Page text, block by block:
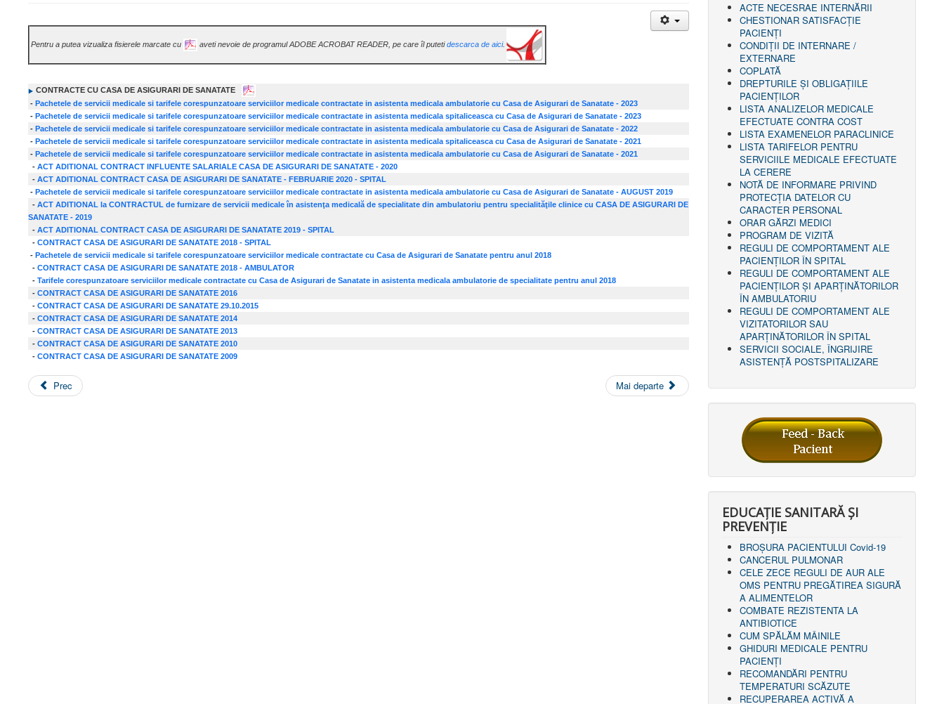
Pentru a putea vizualiza fisierele marcate cu aveti nevoie de programul ADOBE ACROBAT READER, pe care îl putetidescarca de aici.
CONTRACTE CU CASA DE ASIGURARI DE SANATATE
- Pachetele de servicii medicale si tarifele corespunzatoare serviciilor medicale contractate in asistenta medicala ambulatorie cu Casa de Asigurari de Sanatate - 2023
- Pachetele de servicii medicale si tarifele corespunzatoare serviciilor medicale contractate in asistenta medicala spitaliceasca cu Casa de Asigurari de Sanatate - 2023
- Pachetele de servicii medicale si tarifele corespunzatoare serviciilor medicale contractate in asistenta medicala ambulatorie cu Casa de Asigurari de Sanatate - 2022
- Pachetele de servicii medicale si tarifele corespunzatoare serviciilor medicale contractate in asistenta medicala spitaliceasca cu Casa de Asigurari de Sanatate - 2021
- Pachetele de servicii medicale si tarifele corespunzatoare serviciilor medicale contractate in asistenta medicala ambulatorie cu Casa de Asigurari de Sanatate - 2021
- ACT ADITIONAL CONTRACT INFLUENTE SALARIALE CASA DE ASIGURARI DE SANATATE - 2020
- ACT ADITIONAL CONTRACT CASA DE ASIGURARI DE SANATATE - FEBRUARIE 2020 - SPITAL
- Pachetele de servicii medicale si tarifele corespunzatoare serviciilor medicale contractate in asistenta medicala ambulatorie cu Casa de Asigurari de Sanatate - AUGUST 2019
- ACT ADITIONAL la CONTRACTUL de furnizare de servicii medicale în asistenţa medicală de specialitate din ambulatoriu pentru specialităţile clinice cu CASA DE ASIGURARI DE
SANATATE - 2019
- ACT ADITIONAL CONTRACT CASA DE ASIGURARI DE SANATATE 2019 - SPITAL
- CONTRACT CASA DE ASIGURARI DE SANATATE 2018 - SPITAL
- Pachetele de servicii medicale si tarifele corespunzatoare serviciilor medicale contractate cu Casa de Asigurari de Sanatate pentru anul 2018
- CONTRACT CASA DE ASIGURARI DE SANATATE 2018 - AMBULATOR
- Tarifele corespunzatoare serviciilor medicale contractate cu Casa de Asigurari de Sanatate in asistenta medicala ambulatorie de specialitate pentru anul 2018
- CONTRACT CASA DE ASIGURARI DE SANATATE 2016
- CONTRACT CASA DE ASIGURARI DE SANATATE 29.10.2015
- CONTRACT CASA DE ASIGURARI DE SANATATE 2014
- CONTRACT CASA DE ASIGURARI DE SANATATE 2013
- CONTRACT CASA DE ASIGURARI DE SANATATE 2010
- CONTRACT CASA DE ASIGURARI DE SANATATE 2009
Prec Mai departe
ACTE NECESRAE INTERNĂRII
CHESTIONAR SATISFACŢIE
PACIENŢI
CONDIȚII DE INTERNARE /
EXTERNARE
COPLATĂ
DREPTURILE ŞI OBLIGAŢIILE
PACIENȚILOR
LISTA ANALIZELOR MEDICALE
EFECTUATE CONTRA COST
LISTA EXAMENELOR PARACLINICE
LISTA TARIFELOR PENTRU
SERVICIILE MEDICALE EFECTUATE
LA CERERE
NOTĂ DE INFORMARE PRIVIND
PROTECŢIA DATELOR CU
CARACTER PERSONAL
ORAR GĂRZI MEDICI
PROGRAM DE VIZITĂ
REGULI DE COMPORTAMENT ALE
PACIENȚILOR ÎN SPITAL
REGULI DE COMPORTAMENT ALE
PACIENȚILOR ȘI APARȚINĂTORILOR
ÎN AMBULATORIU
REGULI DE COMPORTAMENT ALE
VIZITATORILOR SAU
APARȚINĂTORILOR ÎN SPITAL
SERVICII SOCIALE, ÎNGRIJIRE
ASISTENŢĂ POSTSPITALIZARE
EDUCAȚIE SANITARĂ ȘI
PREVENȚIE
BROȘURA PACIENTULUI Covid-19
CANCERUL PULMONAR
CELE ZECE REGULI DE AUR ALE
OMS PENTRU PREGĂTIREA SIGURĂ
A ALIMENTELOR
COMBATE REZISTENTA LA
ANTIBIOTICE
CUM SPĂLĂM MÂINILE
GHIDURI MEDICALE PENTRU
PACIENȚI
RECOMANDĂRI PENTRU
TEMPERATURI SCĂZUTE
RECUPERAREA ACTIVĂ A